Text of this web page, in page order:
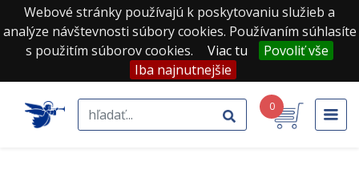
Webové stránky používajú k poskytovaniu služieb a
analýze návštevnosti súbory cookies. Používaním súhlasíte
s použitím súborov cookies.
Viac tu
Povoliť vše
Iba najnutnejšie
0